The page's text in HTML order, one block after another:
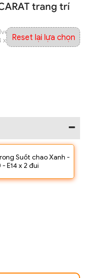
trang trí
pha lê Trong Suốt
x 2 đui
Suốt chao Xanh -
E14 x 2 đui
Reset lại lựa chọn